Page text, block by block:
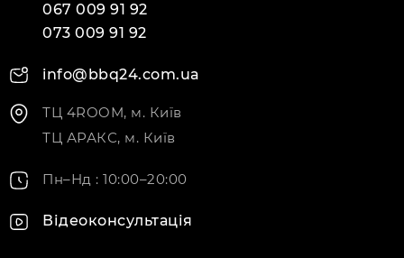
067 009 91 92
073 009 91 92
info@bbq24.com.ua
ТЦ 4ROOM, м. Київ
ТЦ АРАКС, м. Київ
Пн–Нд : 10:00–20:00
Відеоконсультація